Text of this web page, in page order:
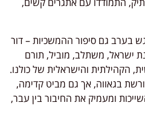
בערב גם סיפור ההמשכיות – דור
ישראל, משתלב, מוביל, תורם
הקהילתית והישראלית של כולנו.
בגאווה, אך גם מביט קדימה,
ומעמיק את החיבור בין עבר,